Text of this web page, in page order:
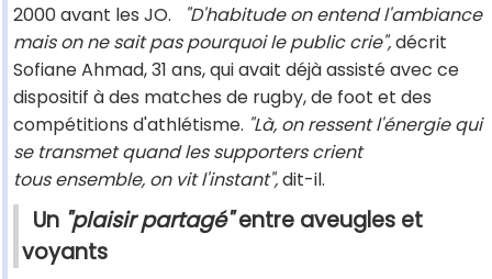
2000 avant les JO.
"D'habitude on entend l'ambiance
mais on ne sait pas pourquoi le public crie",décrit
Sofiane Ahmad, 31 ans, qui avait déjà assisté avec ce
dispositif à des matches de rugby, de foot et des
compétitions d'athlétisme. "Là, on ressent l'énergie qui
se transmet quand les supporters crient
tous ensemble, on vit l'instant",dit-il.
Un "plaisir partagé"entre aveugles et
voyants